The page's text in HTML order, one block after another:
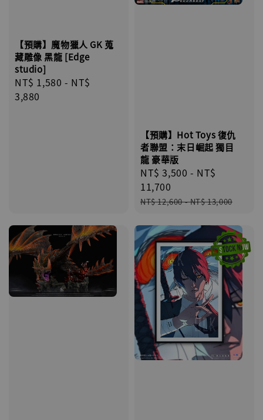
【預購】魔物獵人 GK 蒐
藏雕像 黑龍 [Edge
studio]
Regular
price
NT$ 1,580 - NT$
3,880
【預購】Hot Toys 復仇
者聯盟：末日崛起 獨目
龍 豪華版
Sale
price
NT$ 3,500 - NT$
11,700
Regular
NT$ 12,600-NT$ 13,000